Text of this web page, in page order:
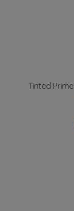
Tinted